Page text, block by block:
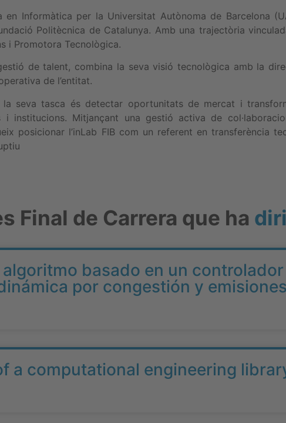
en Informàtica per la Universitat Autònoma de Barcelona
Politècnica de Catalunya. Amb una trajectòria
i Promotora Tecnològica.
de talent, combina la seva visió tecnològica amb la
de l’entitat.
seva tasca és detectar oportunitats de mercat i
i institucions. Mitjançant una gestió activa de
posicionar l’inLab FIB com un referent en transferència
Final de Carrera que ha
basado en un controlador
por congestión y
a computational engineering